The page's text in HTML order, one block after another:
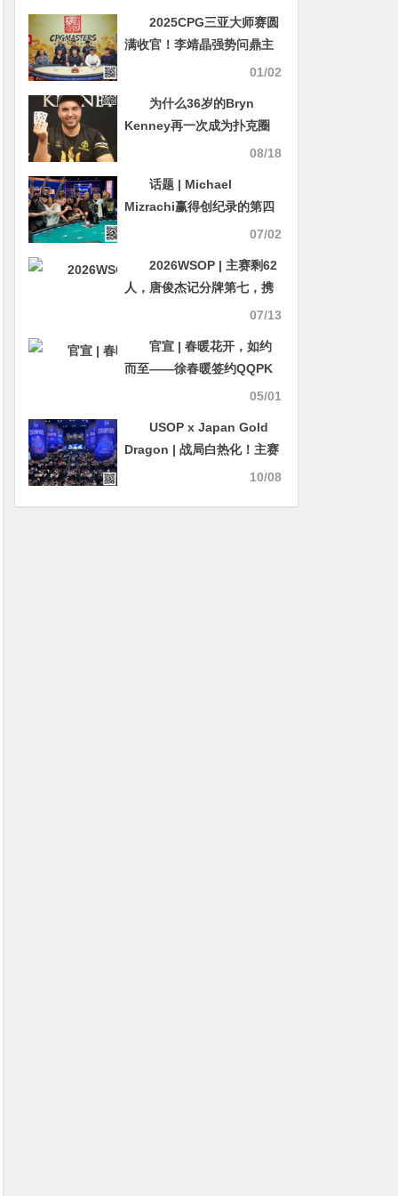
2025CPG三亚大师赛圆
满收官！李靖晶强势问鼎主
01/02
为什么36岁的Bryn
Kenney再一次成为扑克圈
08/18
话题 | Michael
Mizrachi赢得创纪录的第四
07/02
2026WSOP | 主赛剩62
人，唐俊杰记分牌第七，携
手Tianle Wang、章聪雅挺
07/13
官宣 | 春暖花开，如约
而至——徐春暖签约QQPK
05/01
USOP x Japan Gold
Dragon | 战局白热化！主赛
事仅存24人竞逐巅峰，最终
10/08